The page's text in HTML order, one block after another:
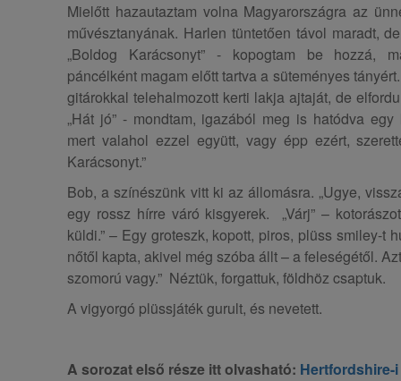
Mielőtt hazautaztam volna Magyarországra az
művésztanyának. Harlen tüntetően távol maradt,
„Boldog Karácsonyt” - kopogtam be hozzá,
páncélként magam előtt tartva a süteményes
gitárokkal telehalmozott kerti lakja ajtaját, de
„Hát jó” - mondtam, igazából meg is hatódva
mert valahol ezzel együtt, vagy épp ezért,
Karácsonyt.”
Bob, a színészünk vitt ki az állomásra. „Ugye,
egy rossz hírre váró kisgyerek. „Várj” –
küldi.” – Egy groteszk, kopott, piros, plüss smiley-t
nőtől kapta, akivel még szóba állt – a feleségétől.
szomorú vagy.” Néztük, forgattuk, földhöz csaptuk.
A vigyorgó plüssjáték gurult, és nevetett.
A sorozat első része itt olvasható: Hertfordshire-